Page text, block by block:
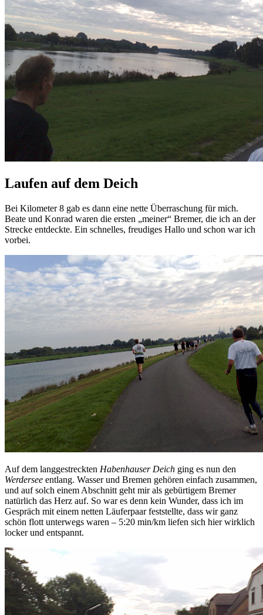
Laufen auf dem Deich
Bei Kilometer 8 gab es dann eine nette Überraschung für mich.
Beate und Konrad waren die ersten „meiner“ Bremer, die ich an der
Strecke entdeckte. Ein schnelles, freudiges Hallo und schon war ich
vorbei.
Auf dem langgestreckten Habenhauser Deich ging es nun den
Werdersee entlang. Wasser und Bremen gehören einfach zusammen,
und auf solch einem Abschnitt geht mir als gebürtigem Bremer
natürlich das Herz auf. So war es denn kein Wunder, dass ich im
Gespräch mit einem netten Läuferpaar feststellte, dass wir ganz
schön flott unterwegs waren – 5:20 min/km liefen sich hier wirklich
locker und entspannt.